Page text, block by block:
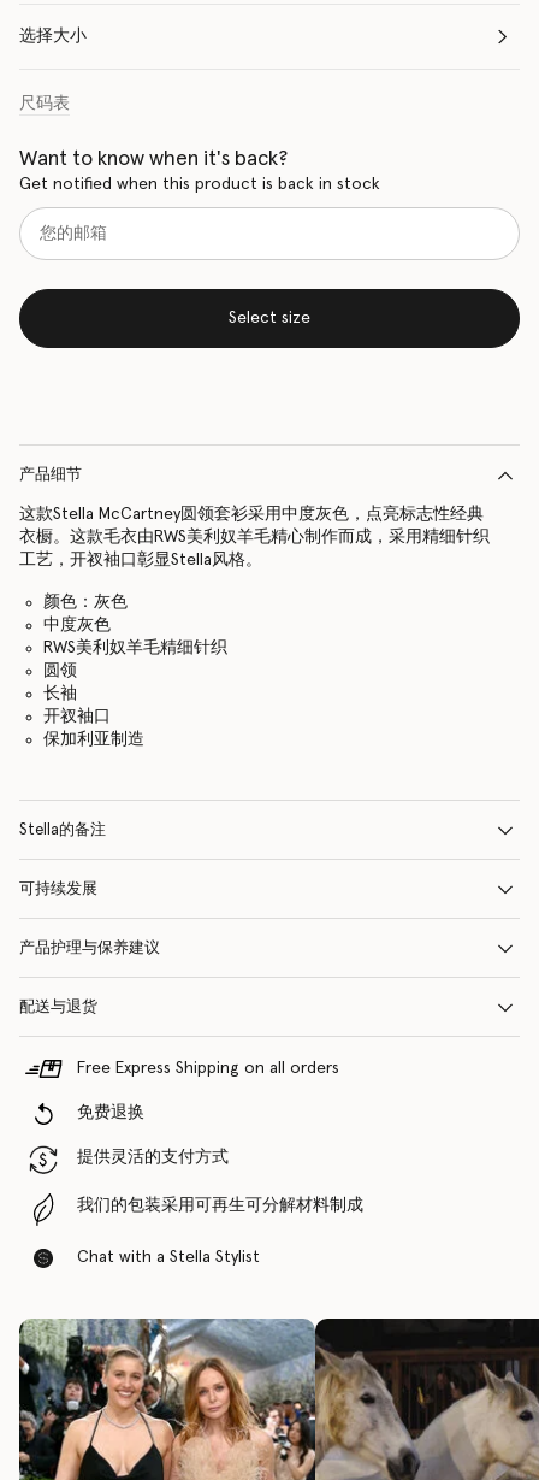
选择大小
尺码表
Want to know when it's back?
Get notified when this product is back in stock
Select size
产品细节
这款Stella McCartney圆领套衫采用中度灰色，点亮标志性经典
衣橱。这款毛衣由RWS美利奴羊毛精心制作而成，采用精细针织
工艺，开衩袖口彰显Stella风格。
颜色：灰色
中度灰色
RWS美利奴羊毛精细针织
圆领
长袖
开衩袖口
保加利亚制造
Stella的备注
可持续发展
产品护理与保养建议
配送与退货
Free Express Shipping on all orders
免费退换
提供灵活的支付方式
我们的包装采用可再生可分解材料制成
Chat with a Stella Stylist